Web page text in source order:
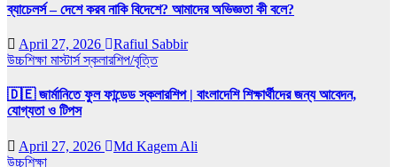
ব্যাচেলর্স – দেশে করব নাকি বিদেশে? আমাদের অভিজ্ঞতা কী বলে?
April 27, 2026
Rafiul Sabbir
উচ্চশিক্ষা মাস্টার্সস্কলারশিপ/বৃত্তি
🇩🇪 জার্মানিতে ফুল ফান্ডেড স্কলারশিপ | বাংলাদেশি শিক্ষার্থীদের জন্য আবেদন,
যোগ্যতা ও টিপস
April 27, 2026
Md Kagem Ali
উচ্চশিক্ষা